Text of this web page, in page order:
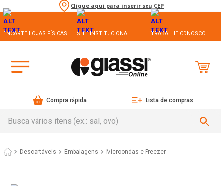
Clique aqui para inserir seu CEP
ENCARTE LOJAS FÍSICAS SITE INSTITUCIONAL TRABALHE CONOSCO
Compra rápida Lista de compras
Descartáveis Embalagens Microondas e Freezer